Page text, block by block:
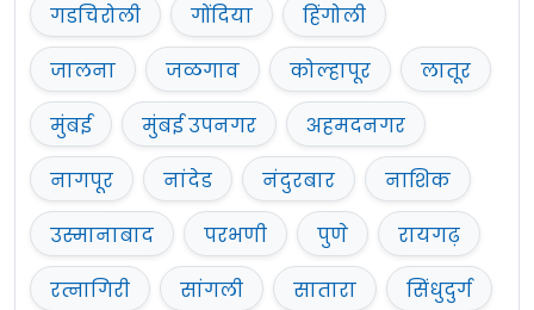
गडचिरोली
गोंदिया
हिंगोली
जालना
जळगाव कोल्हापूर
लातूर
मुंबई
मुंबई उपनगर
अहमदनगर
नागपूर
नांदेड नंदुरबार
नाशिक
उस्मानाबाद
परभणी पुणे
रायगढ़
रत्नागिरी
सांगली सातारा
सिंधुदुर्ग